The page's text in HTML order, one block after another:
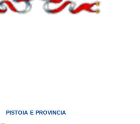
PISTOIA E PROVINCIA